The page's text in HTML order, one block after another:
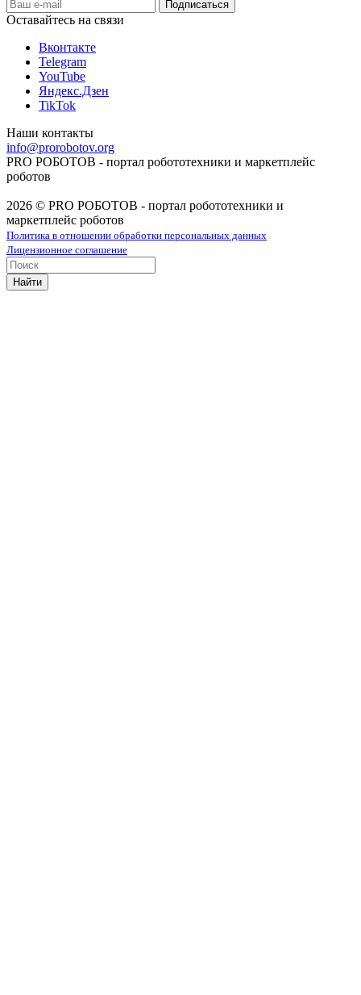
Оставайтесь на связи
Вконтакте
Telegram
YouTube
Яндекс.Дзен
TikTok
Наши контакты
info@prorobotov.org
PRO РОБОТОВ - портал робототехники и маркетплейс
роботов
2026 © PRO РОБОТОВ - портал робототехники и
маркетплейс роботов
Политика в отношении обработки персональных данных
Лицензионное соглашение
Найти